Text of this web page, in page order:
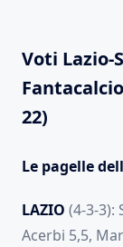
Voti Lazio-
22)
Le pagelle
LAZIO (4-3-3):
Acerbi 5,5,